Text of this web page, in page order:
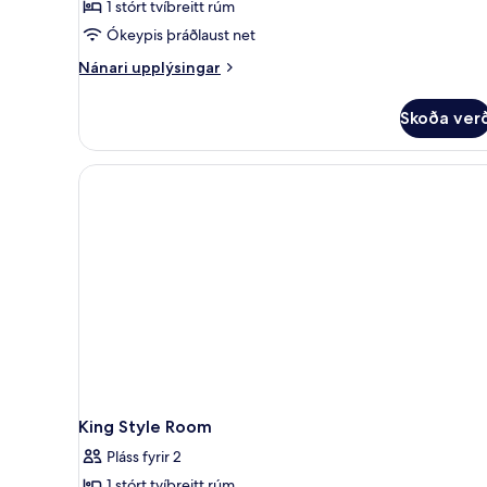
-
stórt
(Emotion)
1 stórt tvíbreitt rúm
Ókeypis þráðlaust net
Nánari upplýsingar
Nánari
-
stórt
Skoða
King Style Room
Pláss fyrir 2